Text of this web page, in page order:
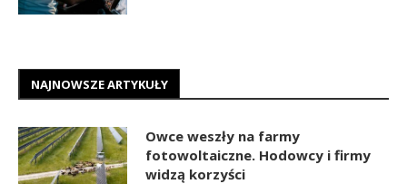
NAJNOWSZE ARTYKUŁY
Owce weszły na farmy
fotowoltaiczne. Hodowcy i firmy
widzą korzyści